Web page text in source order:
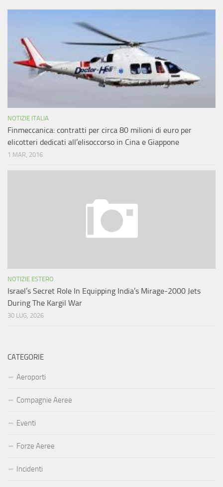
NOTIZIE ITALIA
Finmeccanica: contratti per circa 80 milioni di euro per
elicotteri dedicati all’elisoccorso in Cina e Giappone
1 MAR, 2016
NOTIZIE ESTERO
Israel’s Secret Role In Equipping India’s Mirage-2000 Jets
During The Kargil War
30 LUG, 2026
CATEGORIE
Aeroporti
Compagnie Aeree
Eventi
Forze Aeree
Incidenti